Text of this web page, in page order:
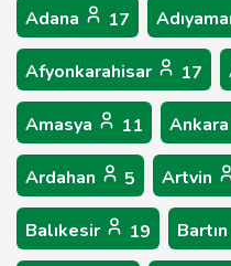
Adana 17
Afyonkarahisar 17
Amasya 11 Ankara
Ardahan 5 Artvin
Balıkesir 19 Bartın